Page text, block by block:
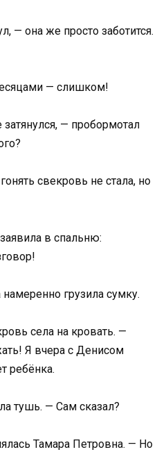
— она же просто заботится.
— слишком!
— пробормотал
свекровь не стала, но
в спальню:
грузила сумку.
села на кровать. —
Я вчера с Денисом
ребёнка.
тушь. — Сам сказал?
Тамара Петровна. — Но